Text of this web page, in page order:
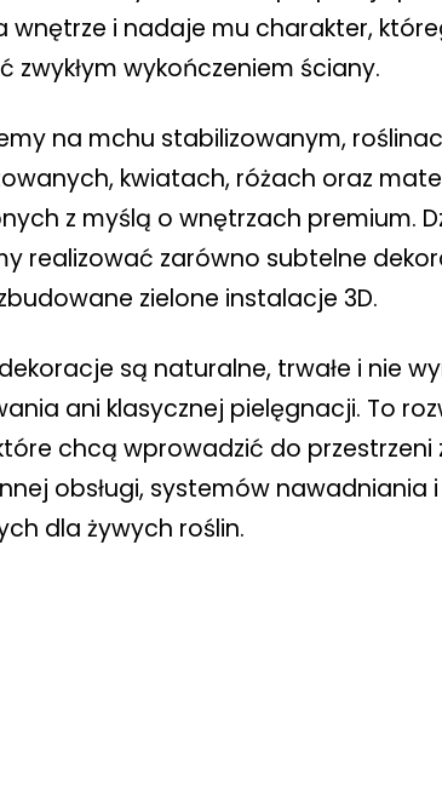
wnętrze i nadaje mu charakter,
zwykłym wykończeniem ściany.
na mchu stabilizowanym,
kwiatach, różach oraz
z myślą o wnętrzach premium.
realizować zarówno subtelne
zielone instalacje 3D.
są naturalne, trwałe i nie
ani klasycznej pielęgnacji. To
chcą wprowadzić do przestrzeni
obsługi, systemów nawadniania
dla żywych roślin.